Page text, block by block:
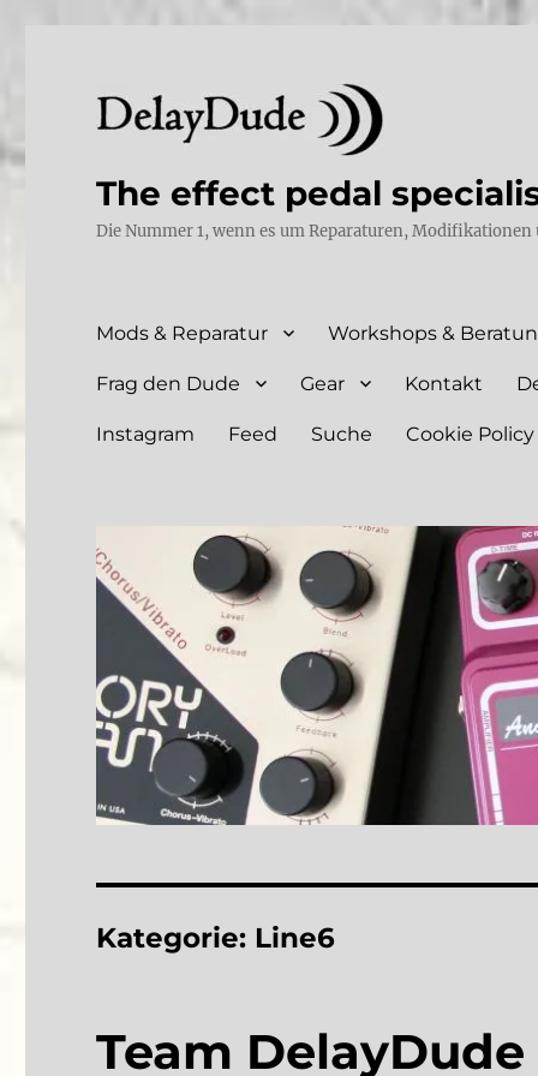
The effect pedal
Die Nummer 1, wenn es um Reparaturen,
Mods & Reparatur Workshops &
Frag den Dude Gear Kontakt
Instagram Feed Suche Cookie Policy
Kategorie: Line6
Team DelayDude